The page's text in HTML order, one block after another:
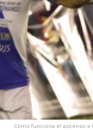
Cómo funciona el ascenso a